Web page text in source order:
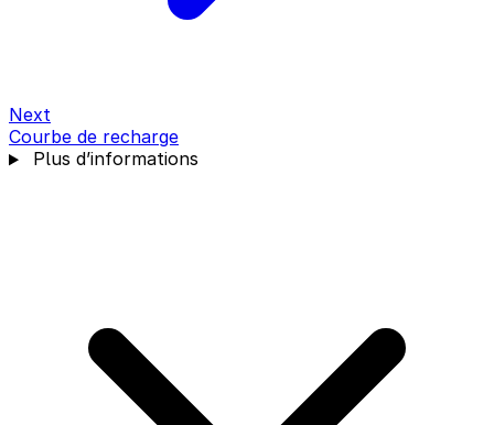
Next
Courbe de recharge
Plus d’informations